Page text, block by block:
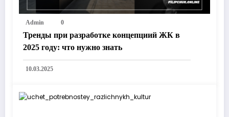
Admin 0
Тренды при разработке концепциий ЖК в
2025 году: что нужно знать
10.03.2025